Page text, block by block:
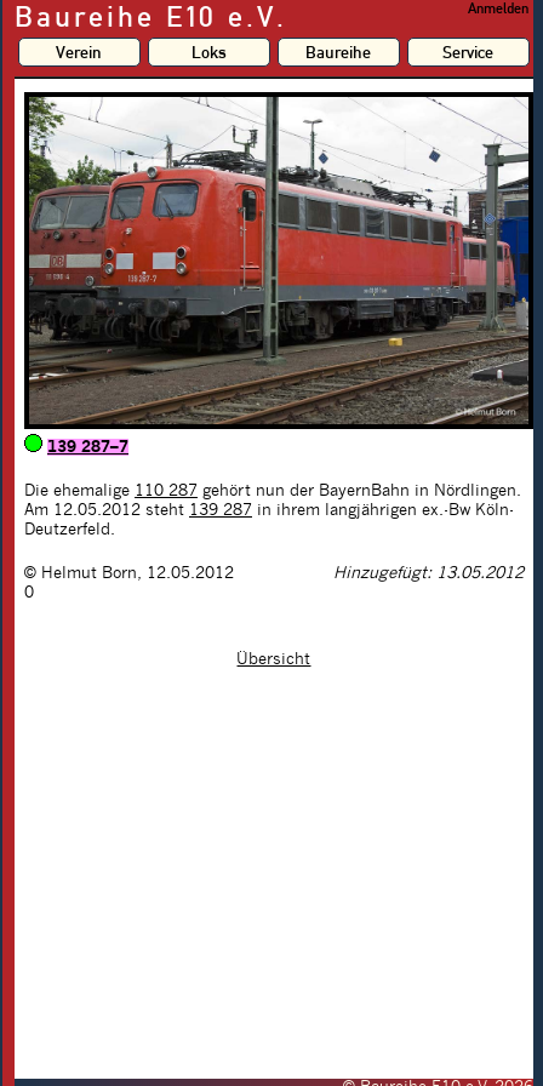
Baureihe E10 e.V. Anmelden
Verein Loks Baureihe Service
139 287–7
Die ehemalige 110 287 gehört nun der BayernBahn in Nördlingen.
Am 12.05.2012 steht 139 287 in ihrem langjährigen ex.-Bw Köln-
Deutzerfeld.
© Helmut Born 12.05.2012
Hinzugefügt: 13.05.2012
0
Übersicht